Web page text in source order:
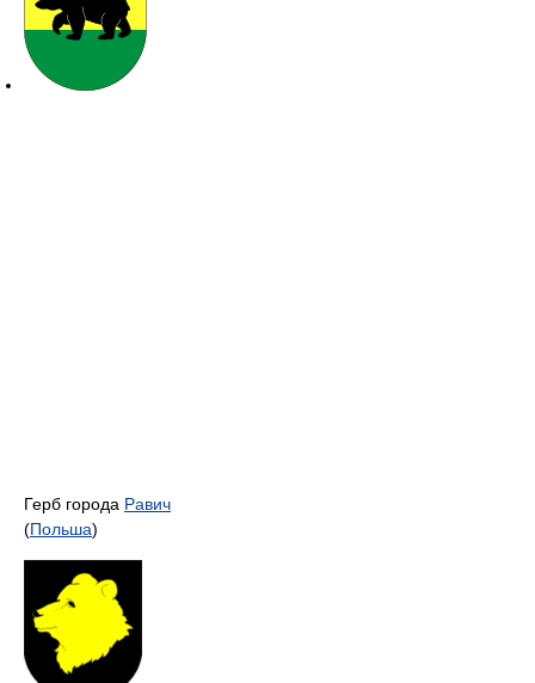
Герб города Равич
(Польша)